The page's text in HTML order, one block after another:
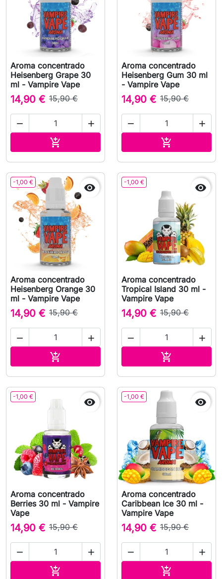
Aroma concentrado
Heisenberg Grape 30
ml - Vampire Vape
14,90 € 15,90 €
 

Aroma concentrado
Heisenberg Gum 30 ml
- Vampire Vape
14,90 € 15,90 €
 

-1,00 € 
Aroma concentrado
Heisenberg Orange 30
ml - Vampire Vape
14,90 € 15,90 €
 

-1,00 € 
Aroma concentrado
Tropical Island 30 ml -
Vampire Vape
14,90 € 15,90 €
 

-1,00 € 
Aroma concentrado
Berries 30 ml - Vampire
Vape
14,90 € 15,90 €
 

-1,00 € 
Aroma concentrado
Caribbean Ice 30 ml -
Vampire Vape
14,90 € 15,90 €
 
